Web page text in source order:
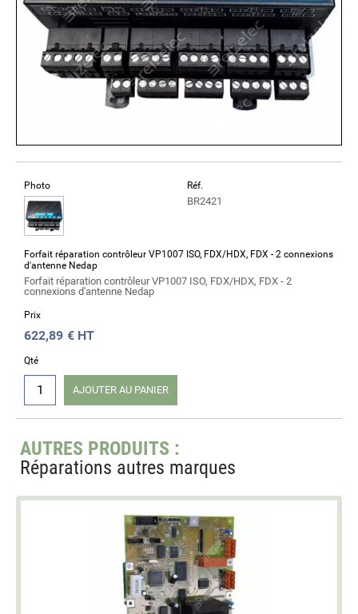
Réf.
BR2421
Photo
Forfait réparation contrôleur VP1007 ISO, FDX/HDX, FDX - 2 connexions
d'antenne Nedap
Forfait réparation contrôleur VP1007 ISO, FDX/HDX, FDX - 2
connexions d'antenne Nedap
Prix
622,89 € HT
Qté
AJOUTER AU PANIER
AUTRES PRODUITS :
Réparations autres marques